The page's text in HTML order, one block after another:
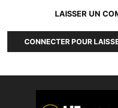
LAISSER UN
CONNECTER POUR